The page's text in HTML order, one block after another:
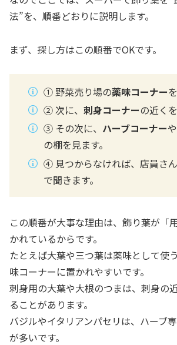
法”を、順番どおりに説明します。
まず、探し方はこの順番でOKです。
① 野菜売り場の薬味コーナー
② 次に、 刺身コーナーの近く
③ その次に、 ハーブコーナー
の棚を見ます。
④ 見つからなければ、店員さん
で聞きます。
この順番が大事な理由は、飾り葉が「
かれているからです。
たとえば大葉や三つ葉は薬味として使
味コーナーに置かれやすいです。
刺身用の大葉や大根のつまは、刺身の
ることがあります。
バジルやイタリアンパセリは、ハーブ
が多いです。